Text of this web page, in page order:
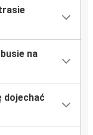
na
dojechać